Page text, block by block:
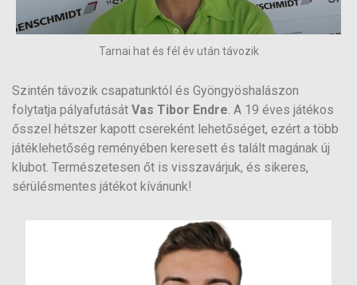
Tarnai hat és fél év után távozik
Szintén távozik csapatunktól és Gyöngyöshalászon
folytatja pályafutását Vas Tibor Endre . A 19 éves játékos
ősszel hétszer kapott csereként lehetőséget, ezért a több
játéklehetőség reményében keresett és talált magának új
klubot. Természetesen őt is visszavárjuk, és sikeres,
sérülésmentes játékot kívánunk!